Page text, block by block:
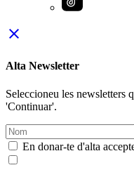
close
Alta Newsletter
Seleccioneu les newsletters
'Continuar'.
En donar-te d'alta